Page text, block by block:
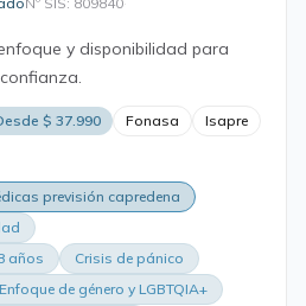
y disponibilidad para
$ 37.990 Fonasa
Isapre
previsión capredena
años
Crisis de pánico
Enfoque de género y LGBTQIA+